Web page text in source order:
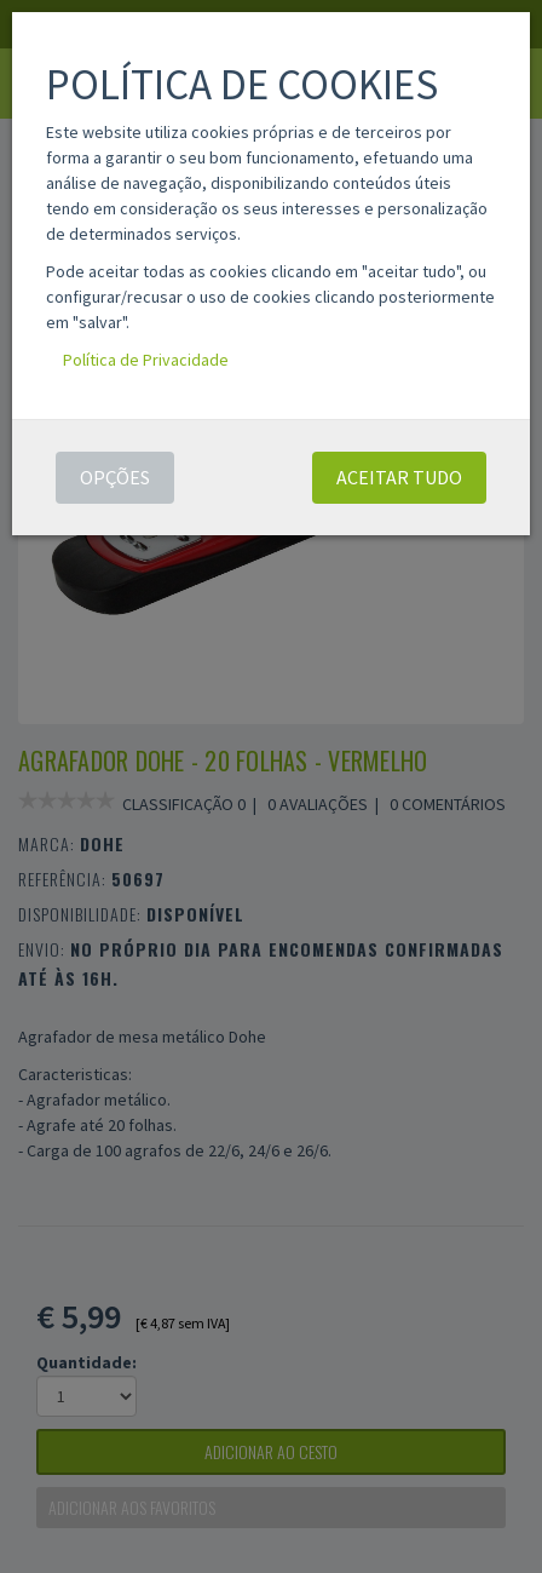
home 50697
AGRAFADOR DOHE - 20 FOLHAS - VERMELHO
CLASSIFICAÇÃO 0 | 0 AVALIAÇÕES | 0 COMENTÁRIOS
MARCA: DOHE
REFERÊNCIA: 50697
DISPONIBILIDADE: DISPONÍVEL
ENVIO: NO PRÓPRIO DIA PARA ENCOMENDAS CONFIRMADAS
ATÉ ÀS 16H.
Agrafador de mesa metálico Dohe
Caracteristicas:
- Agrafador metálico.
- Agrafe até 20 folhas.
- Carga de 100 agrafos de 22/6, 24/6 e 26/6.
€5,99 [€ 4,87 sem IVA]
Quantidade:
ADICIONAR AO CESTO
ADICIONAR AOS FAVORITOS
POLÍTICA DE COOKIES
Este website utiliza cookies próprias e de terceiros por
forma a garantir o seu bom funcionamento, efetuando uma
análise de navegação, disponibilizando conteúdos úteis
tendo em consideração os seus interesses e personalização
de determinados serviços.
Pode aceitar todas as cookies clicando em "aceitar tudo", ou
configurar/recusar o uso de cookies clicando posteriormente
em "salvar".
Política de Privacidade
ACEITAR TUDO
OPÇÕES